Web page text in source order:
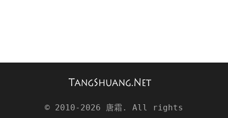
© 2010-2026 唐霜 . All rights